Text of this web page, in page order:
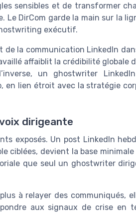
sensibles et de transformer
DirCom garde la main sur la
exécutif.
la communication LinkedIn
affaiblit la crédibilité globale
un ghostwriter
lien étroit avec la stratégie
dirigeante
exposés. Un post LinkedIn
ciblées, devient la base
que seul un ghostwriter
à relayer des communiqués,
aux signaux de crise en